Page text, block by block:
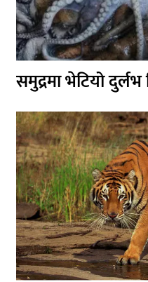
समुद्रमा भेटियो